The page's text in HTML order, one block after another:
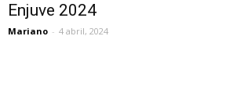
Enjuve 2024
Mariano - 4 abril, 2024